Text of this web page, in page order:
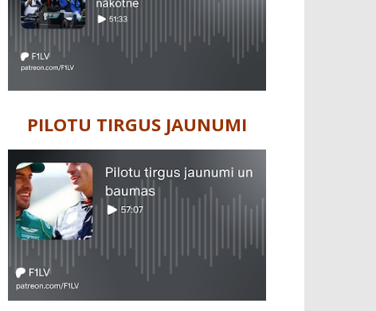
PILOTU TIRGUS JAUNUMI